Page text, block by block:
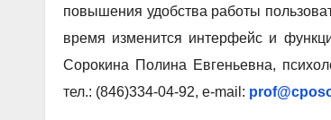
повышения удобства работы
время изменится интерфейс и
Сорокина Полина Евгеньевна,
тел.: (846)334-04-92, e-mail: